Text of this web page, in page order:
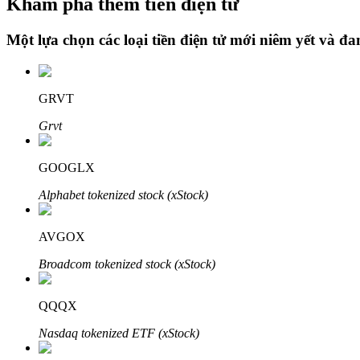
Khóa BTR
Đầu tư độc quyền cho người nắm giữ BTR
Khoản vay
Dịch vụ vay được hỗ trợ bằng tiền điện tử
Khám phá thêm tiền điện tử
Một lựa chọn các loại tiền điện tử mới niêm yết và
GRVT
Grvt
GOOGLX
Alphabet tokenized stock (xStock)
AVGOX
Broadcom tokenized stock (xStock)
QQQX
Nasdaq tokenized ETF (xStock)